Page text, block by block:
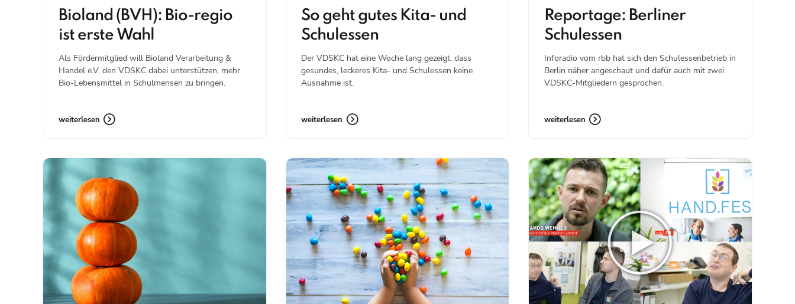
Bioland (BVH): Bio-regio
ist erste Wahl
Als Fördermitglied will Bioland Verarbeitung &
Handel e.V. den VDSKC dabei unterstützen, mehr
Bio-Lebensmittel in Schulmensen zu bringen.
weiterlesen
So geht gutes Kita- und
Schulessen
Der VDSKC hat eine Woche lang gezeigt, dass
gesundes, leckeres Kita- und Schulessen keine
Ausnahme ist.
weiterlesen
Reportage: Berliner
Schulessen
Inforadio vom rbb hat sich den Schulessenbetrieb in
Berlin näher angeschaut und dafür auch mit zwei
VDSKC-Mitgliedern gesprochen.
weiterlesen